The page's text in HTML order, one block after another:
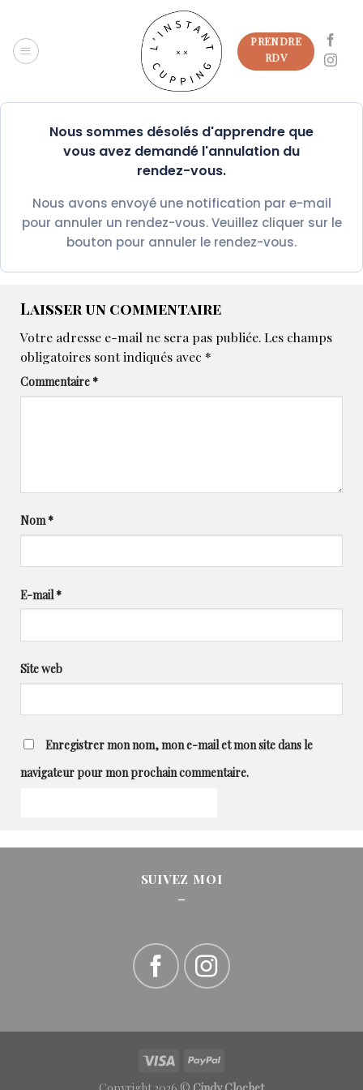
contenu
PRENDRE
RDV
Nous sommes désolés d'apprendre que
vous avez demandé l'annulation du
rendez-vous.
Nous avons envoyé une notification par e-mail
pour annuler un rendez-vous. Veuillez cliquer sur le
bouton pour annuler le rendez-vous.
Laisser un commentaire
Votre adresse e-mail ne sera pas publiée. Les champs
obligatoires sont indiqués avec *
Commentaire*
Nom*
E-mail*
Site web
Enregistrer mon nom, mon e-mail et mon site dans le
navigateur pour mon prochain commentaire.
SUIVEZ MOI